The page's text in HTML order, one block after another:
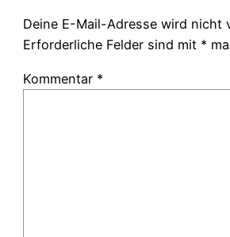
Deine E-Mail-Adresse wird nicht
Erforderliche Felder sind mit *
Kommentar *